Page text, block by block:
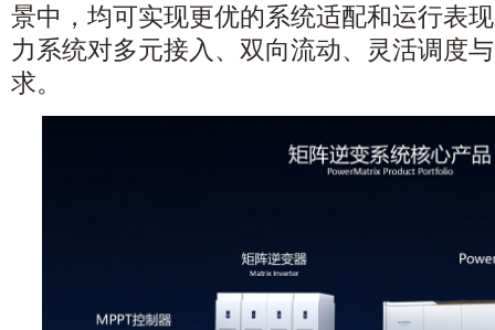
景中，均可实现更优的系统适配和运行表
力系统对多元接入、双向流动、灵活调度
求。